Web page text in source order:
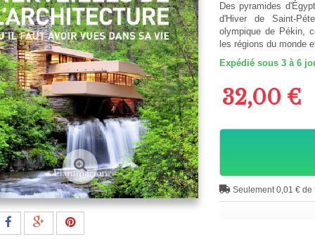
Des pyramides
d'Hiver de Saint-
olympique de Pékin,
les régions du monde
Expédié sous 3 à 6
32,00 €
Seulement 0,01 €